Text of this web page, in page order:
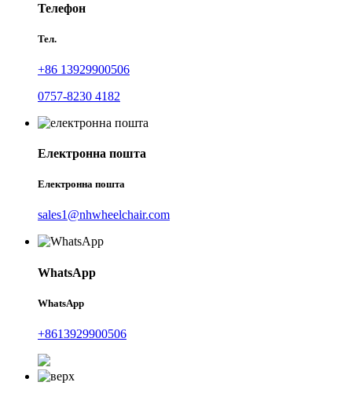
Телефон
Тел.
+86 13929900506
0757-8230 4182
Електронна пошта
Електронна пошта
sales1@nhwheelchair.com
WhatsApp
WhatsApp
+8613929900506